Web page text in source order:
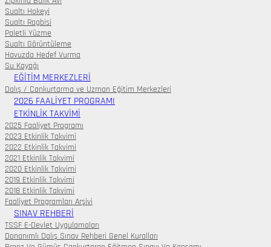
Sualtı Hokeyi
Sualtı Ragbisi
Paletli Yüzme
Sualtı Görüntüleme
Havuzda Hedef Vurma
Su Kayağı
EĞITIM MERKEZLERI
Dalış / Cankurtarma ve Uzman Eğitim Merkezleri
2026 FAALİYET PROGRAMI
ETKINLIK TAKVIMI
2025 Faaliyet Programı
2023 Etkinlik Takvimi
2022 Etkinlik Takvimi
2021 Etkinlik Takvimi
2020 Etkinlik Takvimi
2019 Etkinlik Takvimi
2018 Etkinlik Takvimi
Faaliyet Programları Arşivi
SINAV REHBERI
TSSF E-Devlet Uygulamaları
Donanımlı Dalış Sınav Rehberi Genel Kuralları